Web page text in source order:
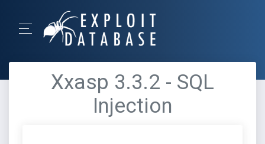
Xxasp 3.3.2 - SQL
Injection